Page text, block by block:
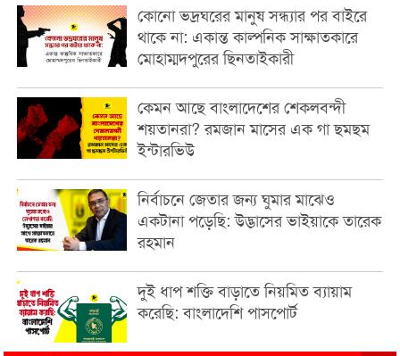
কোনো ভদ্রঘরের মানুষ সন্ধ্যার পর বাইরে
থাকে না: একান্ত কাল্পনিক সাক্ষাতকারে
মোহাম্মদপুরের ছিনতাইকারী
কেমন আছে বাংলাদেশের শেকলবন্দী
শয়তানরা? রমজান মাসের এক গা ছমছম
ইন্টারভিউ
নির্বাচনে জেতার জন্য ঘুমার মাঝেও
একটানা পড়েছি: উদ্ভাসের ভাইয়াকে তারেক
রহমান
দুই ধাপ শক্তি বাড়াতে নিয়মিত ব্যায়াম
করেছি: বাংলাদেশি পাসপোর্ট